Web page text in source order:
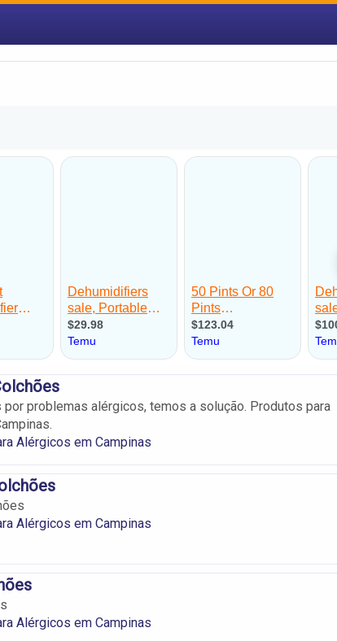
problemas alérgicos, temos a solução. Produtos para
Alérgicos em Campinas
Alérgicos em Campinas
Alérgicos em Campinas